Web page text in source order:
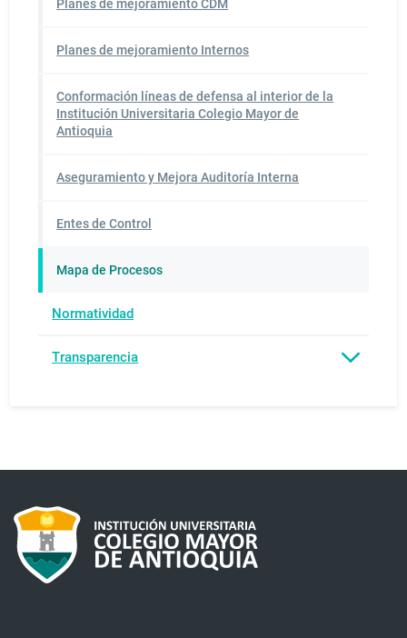
Planes de mejoramiento CDM
Planes de mejoramiento Internos
Conformación líneas de defensa al interior de la
Institución Universitaria Colegio Mayor de
Antioquia
Aseguramiento y Mejora Auditoría Interna
Entes de Control
Mapa de Procesos
Normatividad
Transparencia